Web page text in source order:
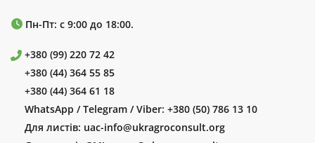
Пн-Пт: с 9:00 до 18:00.
+380 (99) 220 72 42
+380 (44) 364 55 85
+380 (44) 364 61 18
WhatsApp / Telegram / Viber: +380 (50) 786 13 10
Для листів: uac-info@ukragroconsult.org